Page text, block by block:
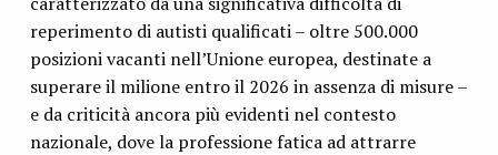
reperimento di autisti qualificati – oltre 500.000
posizioni vacanti nell’Unione europea, destinate a
superare il milione entro il 2026 in assenza di misure –
e da criticità ancora più evidenti nel contesto
nazionale, dove la professione fatica ad attrarre